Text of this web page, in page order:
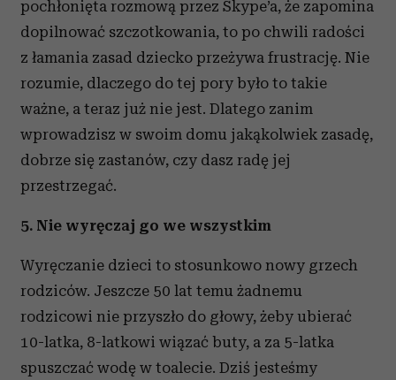
pochłonięta rozmową przez Skype’a, że zapomina
dopilnować szczotkowania, to po chwili radości
z łamania zasad dziecko przeżywa frustrację. Nie
rozumie, dlaczego do tej pory było to takie
ważne, a teraz już nie jest. Dlatego zanim
wprowadzisz w swoim domu jakąkolwiek zasadę,
dobrze się zastanów, czy dasz radę jej
przestrzegać.
5. Nie wyręczaj go we wszystkim
Wyręczanie dzieci to stosunkowo nowy grzech
rodziców. Jeszcze 50 lat temu żadnemu
rodzicowi nie przyszło do głowy, żeby ubierać
10-latka, 8-latkowi wiązać buty, a za 5-latka
spuszczać wodę w toalecie. Dziś jesteśmy